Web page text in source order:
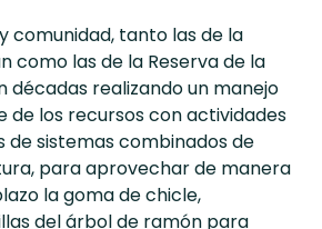
comunidad, tanto las de la
como las de la Reserva de la
décadas realizando un manejo
de los recursos con actividades
de sistemas combinados de
para aprovechar de manera
la goma de chicle,
del árbol de ramón para